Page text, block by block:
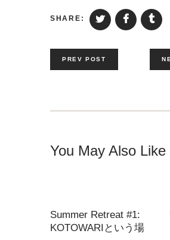
SHARE:
PREV POST
You May Also Like
Summer Retreat #1:
KOTOWARIという場